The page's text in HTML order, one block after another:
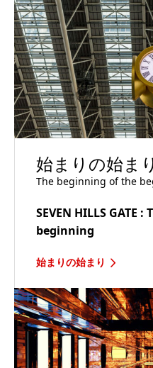
始まりの始まり
The beginning of the
SEVEN HILLS GATE
beginning
始まりの始まり